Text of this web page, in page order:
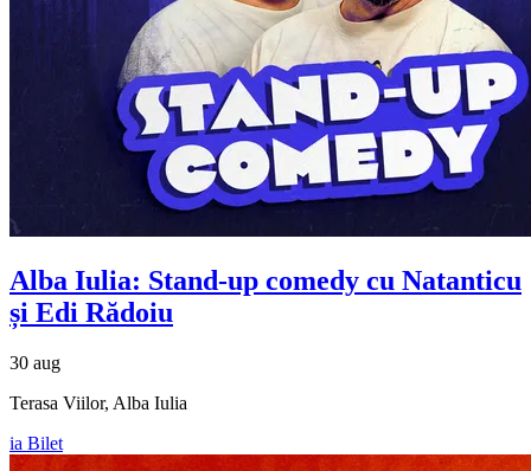
Alba Iulia: Stand-up comedy cu Natanticu
și Edi Rădoiu
30 aug
Terasa Viilor, Alba Iulia
ia Bilet